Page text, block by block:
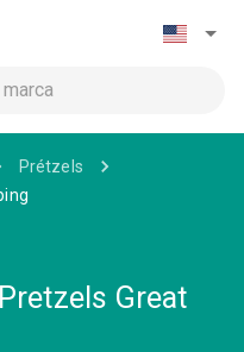
Prétzels
Great